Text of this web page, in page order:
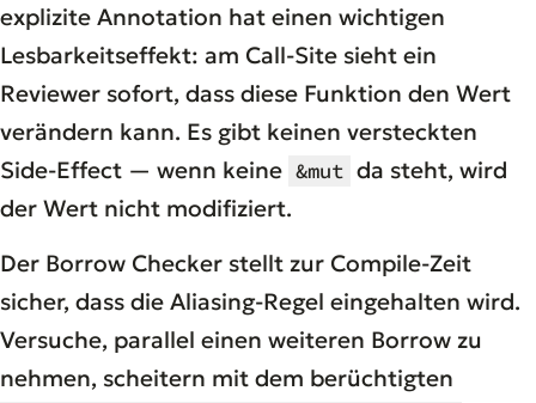
explizite Annotation hat einen wichtigen
Lesbarkeitseffekt: am Call-Site sieht ein
Reviewer sofort, dass diese Funktion den Wert
verändern kann. Es gibt keinen versteckten
Side-Effect — wenn keine &mut da steht, wird
der Wert nicht modifiziert.
Der Borrow Checker stellt zur Compile-Zeit
sicher, dass die Aliasing-Regel eingehalten wird.
Versuche, parallel einen weiteren Borrow zu
nehmen, scheitern mit dem berüchtigten